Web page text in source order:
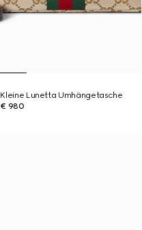
Kleine Lunetta Umhängetasche
€ 980